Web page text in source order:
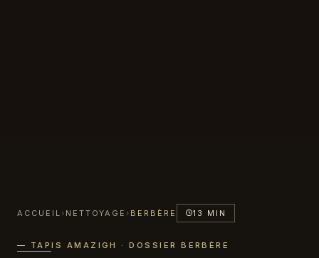
ACCUEIL › NETTOYAGE › BERBÈRE 13 MIN
— TAPIS AMAZIGH · DOSSIER BERBÈRE